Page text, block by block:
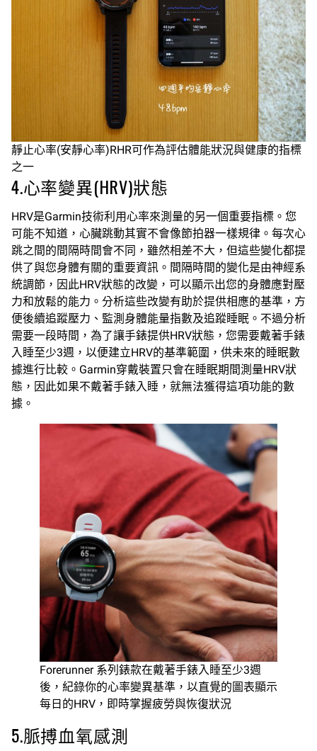
靜止心率(安靜心率)RHR可作為評估體能狀況與健康的指標
之一
4.心率變異(HRV)狀態
HRV是Garmin技術利用心率來測量的另一個重要指標。您
可能不知道，心臟跳動其實不會像節拍器一樣規律。每次心
跳之間的間隔時間會不同，雖然相差不大，但這些變化都提
供了與您身體有關的重要資訊。間隔時間的變化是由神經系
統調節，因此HRV狀態的改變，可以顯示出您的身體應對壓
力和放鬆的能力。分析這些改變有助於提供相應的基準，方
便後續追蹤壓力、監測身體能量指數及追蹤睡眠。不過分析
需要一段時間，為了讓手錶提供HRV狀態，您需要戴著手錶
入睡至少3週，以便建立HRV的基準範圍，供未來的睡眠數
據進行比較。Garmin穿戴裝置只會在睡眠期間測量HRV狀
態，因此如果不戴著手錶入睡，就無法獲得這項功能的數
據。
Forerunner 系列錶款在戴著手錶入睡至少3週
後，紀錄你的心率變異基準，以直覺的圖表顯示
每日的HRV，即時掌握疲勞與恢復狀況
5.脈搏血氧感測